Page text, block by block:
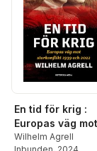
En tid för krig :
Europas väg mot
storkonflikt 1939
Wilhelm Agrell